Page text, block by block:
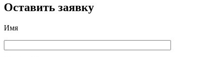
Оставить заявку
Имя